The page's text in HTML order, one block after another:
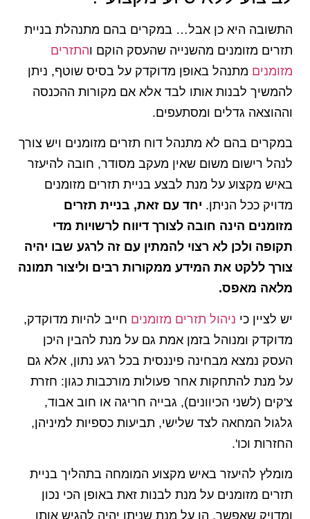
התשובה היא כן אבל… במקרים בהם מתנהלת בניית
תזרים מזומנים מהשנייה שהעסק הוקם והתזרים
מזומנים מתנהל באופן מדוקדק על בסיס שוטף, ניתן
להמשיך לבנות אותו לבד אלא אם מקורות ההכנסה
וההוצאה גדלים ומסתעפים.
במקרים בהם לא מתנהל דוח תזרים מזומנים ויש צורך
לנהל רישום משום שאין מעקב מסודר, חובה להיעזר
באיש מקצוע על מנת לבצע בניית תזרים מזומנים
מדויק ככל הניתן. יחד עם זאת, בניית תזרים
מזומנים הינה חובה לצורך דיווח לרשויות מדי
תקופה ולכן לא רצוי להמתין עם זה לרגע שבו יהיה
צורך ללקט את המידע ממקורות רבים וליצור תמונה
מלאה מאפס.
יש לציין כי ניהול תזרים מזומנים חייב להיות מדוקדק,
מדוקדק ומנוהל בזמן אמת גם על מנת להבין היכן
העסק נמצא מבחינה פיננסית בכל רגע נתון, אלא גם
על מנת להתחקות אחר פעולות מורכבות כגון: חזרת
צ'קים (לשני הכיוונים), גבייה חריגה או חוב אבוד,
גלגול המחאה לצד שלישי, תביעות כספיות למיניהן,
החזרות וכו'.
מומלץ להיעזר באיש מקצוע המומחה בתהליך בניית
תזרים מזומנים על מנת לבנות זאת באופן הכי נכון
ומדויק שאפשר, הן על מנת שניתן יהיה להגיש אותו